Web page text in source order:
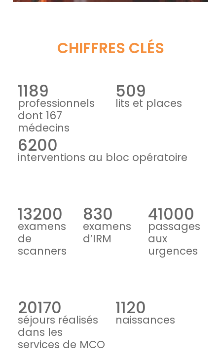
CHIFFRES CLÉS
1189
professionnels
dont 167
médecins
509
lits et places
6200
interventions au bloc opératoire
13200
examens
de
scanners
830
examens
d’IRM
41000
passages
aux
urgences
20170
séjours réalisés
dans les
services de MCO
1120
naissances